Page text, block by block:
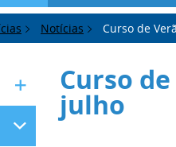
Notícias Curso de
Curso
julho